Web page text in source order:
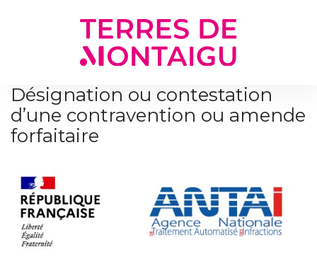
Désignation ou contestation
d’une contravention ou amende
forfaitaire